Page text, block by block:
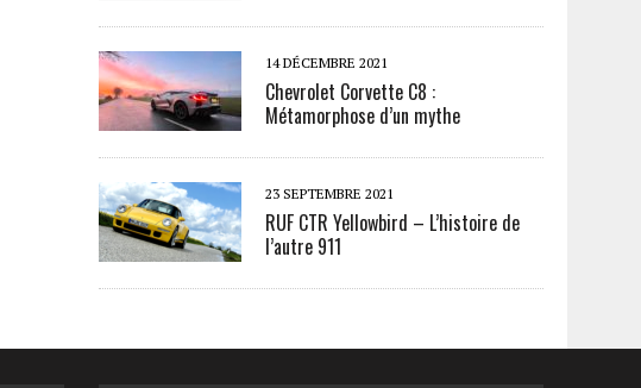
14 DÉCEMBRE 2021
Chevrolet Corvette C8 :
Métamorphose d’un mythe
23 SEPTEMBRE 2021
RUF CTR Yellowbird – L’histoire de
l’autre 911